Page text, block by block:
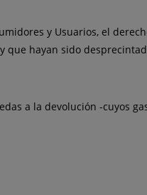
y Usuarios, el
hayan sido
a la devolución -cuyos